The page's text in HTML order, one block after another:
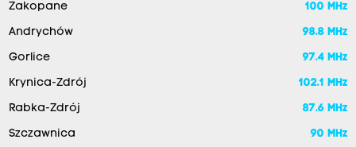
Zakopane 100 MHz
Andrychów 98.8 MHz
Gorlice 97.4 MHz
Krynica-Zdrój 102.1 MHz
Rabka-Zdrój 87.6 MHz
Szczawnica 90 MHz